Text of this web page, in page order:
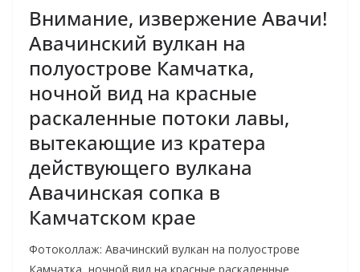
Внимание, извержение Авачи!
Авачинский вулкан на
полуострове Камчатка,
ночной вид на красные
раскаленные потоки лавы,
вытекающие из кратера
действующего вулкана
Авачинская сопка в
Камчатском крае
Фотоколлаж: Авачинский вулкан на полуострове
Камчатка, ночной вид на красные раскаленные